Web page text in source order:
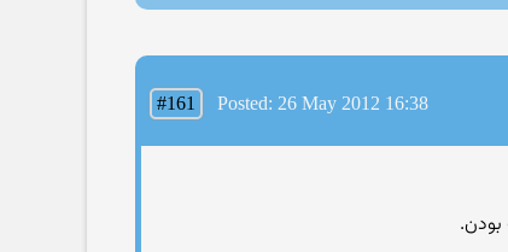
#161 Posted: 26 May 2012 16:38
بودن.